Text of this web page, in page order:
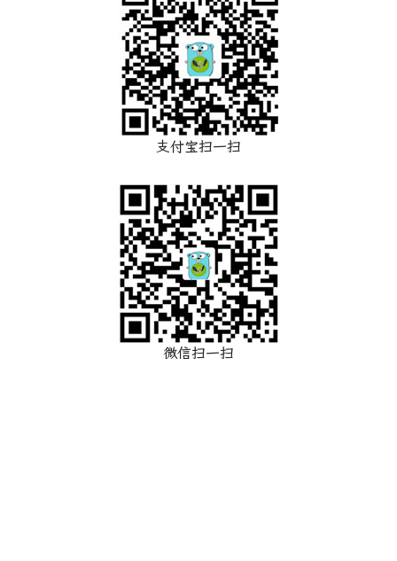
支付宝扫一扫
微信扫一扫